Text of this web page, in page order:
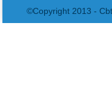
©Copyright 2013 -